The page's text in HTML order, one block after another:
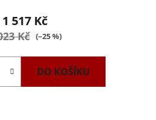
1 517 Kč
Kč (–25 %)
DO KOŠÍKU